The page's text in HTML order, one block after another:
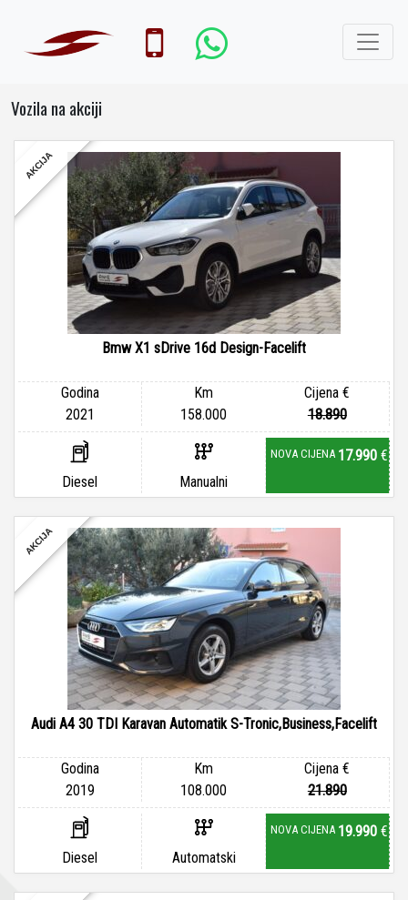
Vozila na akciji
AKCIJA
Bmw X1 sDrive 16d Design-Facelift
Godina
2021
Km
158.000
Cijena €
18.890
Diesel Manualni
NOVA CIJENA 17.990€
AKCIJA
Audi A4 30 TDI Karavan Automatik S-Tronic,Business,Facelift
Godina
2019
Km
108.000
Cijena €
21.890
Diesel Automatski
NOVA CIJENA 19.990€